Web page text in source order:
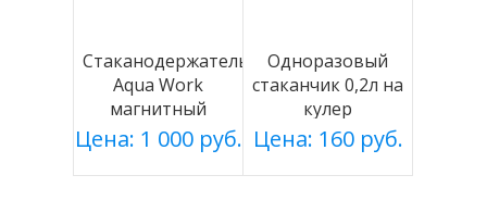
Стаканодержатель
Aqua Work
магнитный
белый
Цена: 1 000 руб.
Одноразовый
стаканчик 0,2л на
кулер
Цена: 160 руб.